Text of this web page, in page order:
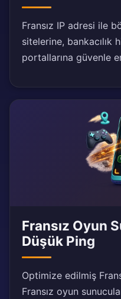
Fransız IP adresi ile
sitelerine, bankacılık
portallarına güvenle
Fransız Oyun
Düşük Ping
Optimize edilmiş
Fransız oyun